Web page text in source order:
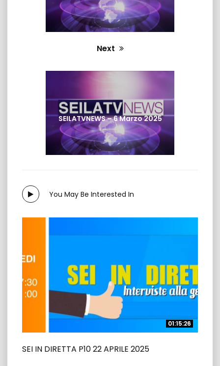
Next
SEILATVNEWS – 6 Marzo 2025
You May Be Interested In
01:15:26
01:15:26
SEI IN DIRETTA P10 22 APRILE 2025